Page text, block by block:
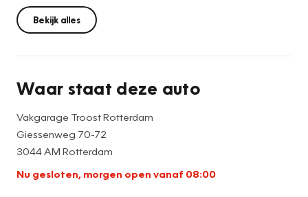
Bekijk alles
Waar staat deze auto
Vakgarage Troost Rotterdam
Giessenweg 70-72
3044 AM Rotterdam
Nu gesloten, morgen open vanaf 08:00